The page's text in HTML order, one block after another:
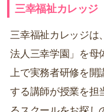
三幸福祉カレッジ
三幸福祉カレッジは
法人三幸学園」を母
上で実務者研修を
する講師が授業を担